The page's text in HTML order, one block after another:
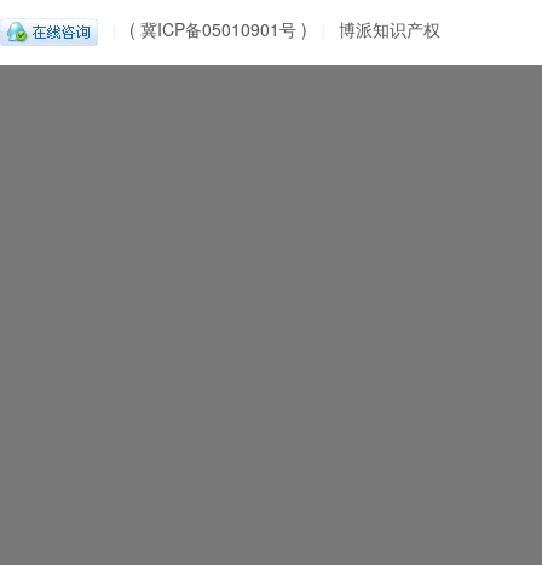
( 冀ICP备05010901号 ) 博派知识产权